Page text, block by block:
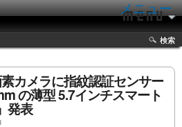
メニュー
検索
カメラに指紋認証センサー
の薄型 5.7インチスマート
発表